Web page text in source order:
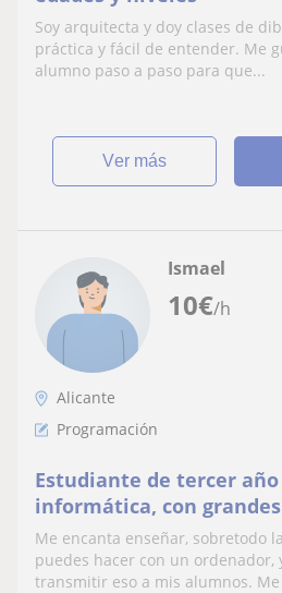
Soy arquitecta y doy clases de
práctica y fácil de entender. Me
alumno paso a paso para que...
ver más
10€/h
Ismael
Alicante
Programación
Estudiante de tercer
informática, con
en informática y
Me encanta enseñar, sobretodo
puedes hacer con un ordenador,
transmitir eso a mis alumnos. Me